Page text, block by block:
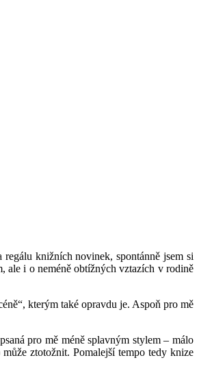
regálu knižních novinek, spontánně jsem si
ale i o neméně obtížných vztazích v rodině
kterým také opravdu je. Aspoň pro mě
pro mě méně splavným stylem – málo
ztotožnit. Pomalejší tempo tedy knize